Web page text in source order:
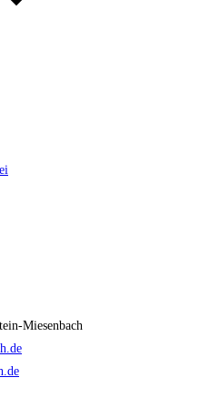
Miesenbach